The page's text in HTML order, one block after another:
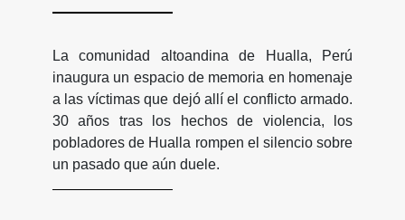
La comunidad altoandina de Hualla, Perú
inaugura un espacio de memoria en homenaje
a las víctimas que dejó allí el conflicto armado.
30 años tras los hechos de violencia, los
pobladores de Hualla rompen el silencio sobre
un pasado que aún duele.